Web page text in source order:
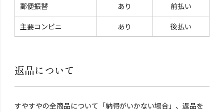
郵便振替 あり 前払い
主要コンビニ あり 後払い
返品について
すやすやの全商品について「納得がいかない場合」、返品を